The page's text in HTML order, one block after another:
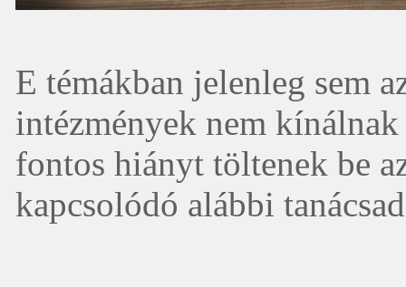
E témákban jelenleg sem
intézmények nem
fontos hiányt töltenek be
kapcsolódó alábbi